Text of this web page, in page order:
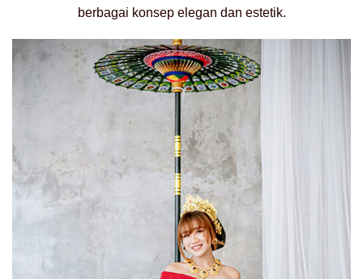
berbagai konsep elegan dan estetik.